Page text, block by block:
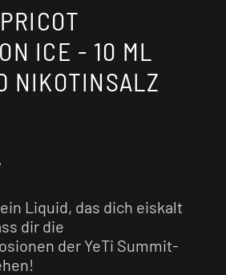
ICE - 10 ML
NIKOTINSALZ
Liquid, das dich eiskalt
dir die
der YeTi Summit-